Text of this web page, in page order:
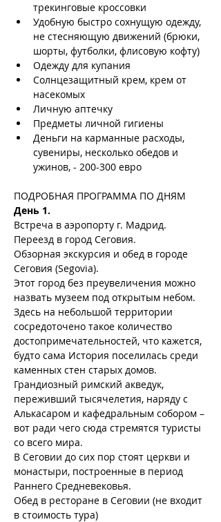
трекинговые кроссовки
Удобную быстро сохнущую одежду,
не стесняющую движений (брюки,
шорты, футболки, флисовую кофту)
Одежду для купания
Солнцезащитный крем, крем от
насекомых
Личную аптечку
Предметы личной гигиены
Деньги на карманные расходы,
сувениры, несколько обедов и
ужинов, - 200-300 евро
ПОДРОБНАЯ ПРОГРАММА ПО ДНЯМ
День 1.
Встреча в аэропорту г. Мадрид.
Переезд в город Сеговия.
Обзорная экскурсия и обед в городе
Сеговия (Segovia).
Этот город без преувеличения можно
назвать музеем под открытым небом.
Здесь на небольшой территории
сосредоточено такое количество
достопримечательностей, что кажется,
будто сама История поселилась среди
каменных стен старых домов.
Грандиозный римский акведук,
переживший тысячелетия, наряду с
Алькасаром и кафедральным собором –
вот ради чего сюда стремятся туристы
со всего мира.
В Сеговии до сих пор стоят церкви и
монастыри, построенные в период
Раннего Средневековья.
Обед в ресторане в Сеговии (не входит
в стоимость тура)